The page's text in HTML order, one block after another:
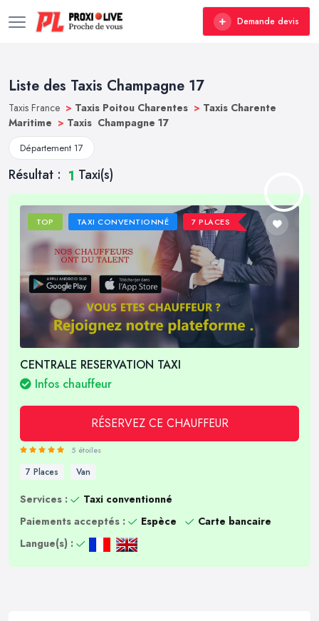
Demande devis
Liste des Taxis Champagne 17
Taxis France > Taxis Poitou Charentes > Taxis Charente
Maritime > Taxis Champagne 17
Département 17
Résultat : 1 Taxi(s)
TOP TAXI CONVENTIONNÉ 7 PLACES
CENTRALE RESERVATION TAXI
Infos chauffeur
RÉSERVEZ CE CHAUFFEUR
5 étoiles
7 Places Van
Services :
Taxi conventionné
Paiements acceptés :
Espèce
Carte bancaire
Langue(s) :